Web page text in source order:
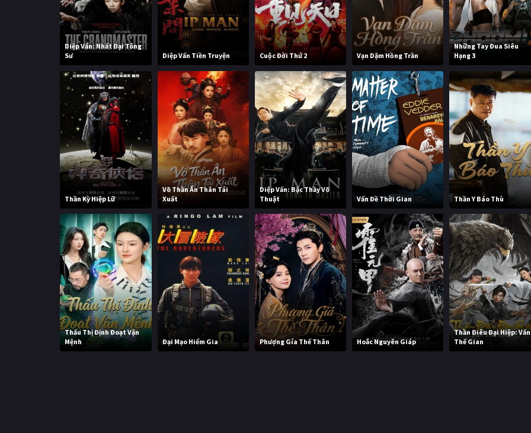
Diệp Vấn: Nhất Đại Tông
Sư
Diệp Vấn Tiền Truyện Cuộc Đời Thứ 2 Vạn Dặm Hồng Trần
Những Tay Đua Siêu
Hạng 3
Thần Kỳ Hiệp Lữ
Võ Thần Ẩn Thân Tái
Xuất
Diệp Vấn: Bậc Thầy Võ
Thuật
Vấn Đề Thời Gian Thần Y Báo Thù
Thấu Thị Định Đoạt Vận
Mệnh
Đại Mạo Hiểm Gia Phượng Gía Thế Thân Hoắc Nguyên Giáp
Thần Điêu Đại Hiệp: Vấn
Thế Gian